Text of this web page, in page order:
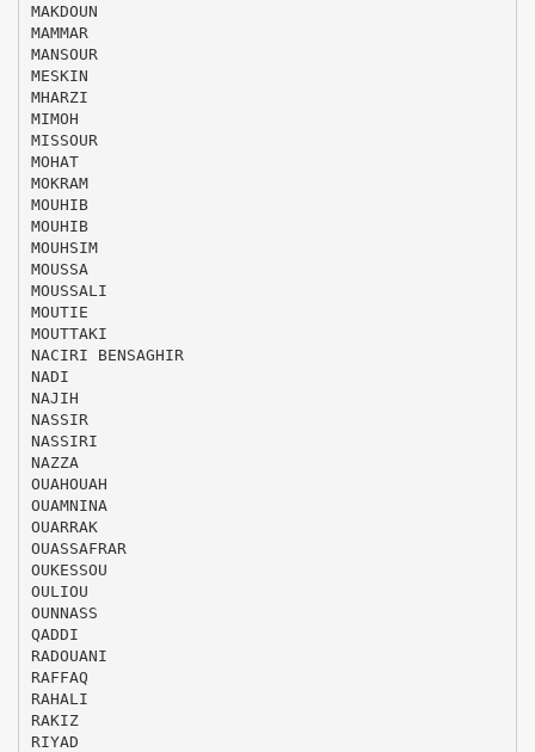
MAKDOUN
MAMMAR
MANSOUR
MESKIN
MHARZI
MIMOH
MISSOUR
MOHAT
MOKRAM
MOUHIB
MOUHIB
MOUHSIM
MOUSSA
MOUSSALI
MOUTIE
MOUTTAKI
NACIRI BENSAGHIR
NADI
NAJIH
NASSIR
NASSIRI
NAZZA
OUAHOUAH
OUAMNINA
OUARRAK
OUASSAFRAR
OUKESSOU
OULIOU
OUNNASS
QADDI
RADOUANI
RAFFAQ
RAHALI
RAKIZ
RIYAD